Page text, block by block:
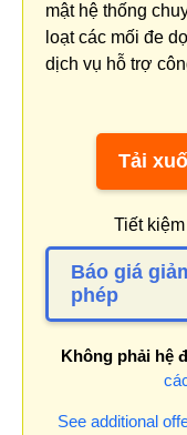
mật hệ thống
loạt các mối đe
dịch vụ hỗ trợ
Tải
Tiết
Báo giá
phép
Không phải hệ
See additional